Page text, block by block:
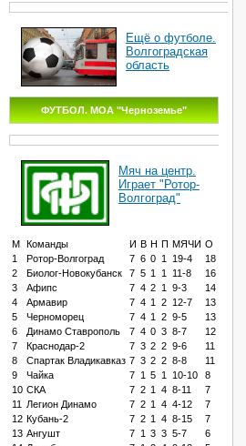
Ещё о футболе.
Волгоградская
область
ФУТБОЛ. МОА "Черноземье"
Мяч на центр.
Играет "Ротор-
Волгоград"
М Команды И В Н П МЯЧИ О
1
Ротор-Волгоград 7 6 0 1 19-4
18
2
Биолог-Новокубанск 7 5 1 1 11-8
16
3
Афипс 7 4 2 1 9-3
14
4
Армавир 7 4 1 2 12-7
13
5
Черноморец 7 4 1 2 9-5
13
6
Динамо Ставрополь 7 4 0 3 8-7
12
7
Краснодар-2 7 3 2 2 9-6
11
8
Спартак Владикавказ 7 3 2 2 8-8
11
9
Чайка 7 1 5 1 10-10
8
10 СКА 7 2 1 4 8-11
7
11
Легион Динамо 7 2 1 4 4-12
7
12 Кубань-2 7 2 1 4 8-15
7
13 Ангушт 7 1 3 3 5-7
6